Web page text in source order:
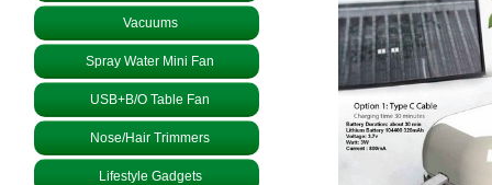
Vacuums
Spray Water Mini Fan
USB+B/O Table Fan
Nose/Hair Trimmers
Lifestyle Gadgets